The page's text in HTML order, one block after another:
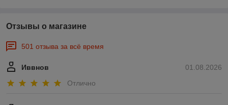
Отзывы о магазине
501 отзыва за всё время
01.08.2026
Иввнов
Отлично